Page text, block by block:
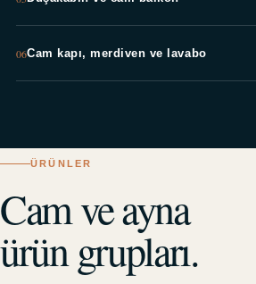
06Cam kapı, merdiven ve lavabo
ÜRÜNLER
Cam ve ayna
ürün grupları.